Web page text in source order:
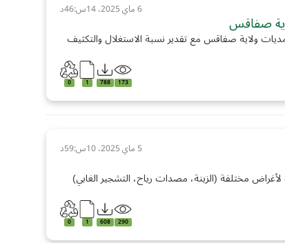
6 ماي 2025، 14س:46د
صفاقس
ولاية صفاقس مع تقدير نسبة الاستغلال والتكثيف
173
788
1
0
5 ماي 2025، 10س:59د
مختلفة (الزينة، مصدات رياح، التشجير الغابي)
290
608
1
0